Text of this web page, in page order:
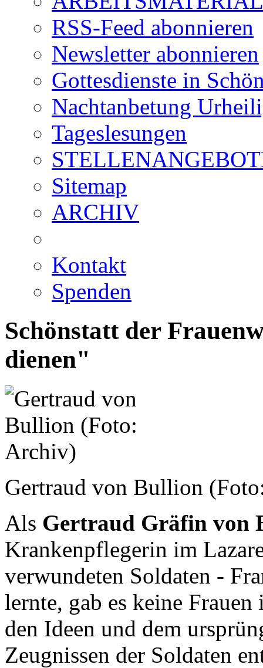
RSS-Feed abonnieren
Newsletter abonnieren
Gottesdienste in
Nachtanbetung
Tageslesungen
Sitemap
ARCHIV
Kontakt
Spenden
Schönstatt der
dienen"
Gertraud von Bullion
Als Gertraud Gräfin von
Krankenpflegerin im
verwundeten Soldaten -
lernte, gab es keine
den Ideen und dem
Zeugnissen der Soldaten